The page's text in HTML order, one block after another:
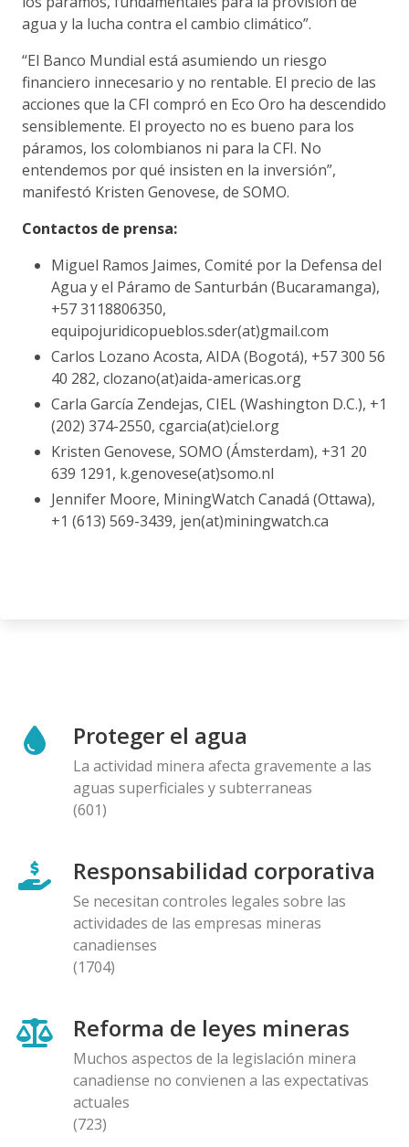
agua y la lucha contra el cambio climático”.
“El Banco Mundial está asumiendo un riesgo
financiero innecesario y no rentable. El precio de las
acciones que la CFI compró en Eco Oro ha descendido
sensiblemente. El proyecto no es bueno para los
páramos, los colombianos ni para la CFI. No
entendemos por qué insisten en la inversión”,
manifestó Kristen Genovese, de SOMO.
Contactos de prensa:
Miguel Ramos Jaimes, Comité por la Defensa del
Agua y el Páramo de Santurbán (Bucaramanga),
+57 3118806350,
equipojuridicopueblos.sder(at)gmail.com
Carlos Lozano Acosta, AIDA (Bogotá), +57 300 56
40 282, clozano(at)aida-americas.org
Carla García Zendejas, CIEL (Washington D.C.), +1
(202) 374-2550, cgarcia(at)ciel.org
Kristen Genovese, SOMO (Ámsterdam), +31 20
639 1291, k.genovese(at)somo.nl
Jennifer Moore, MiningWatch Canadá (Ottawa),
+1 (613) 569-3439, jen(at)miningwatch.ca
Proteger el agua
La actividad minera afecta gravemente a las
aguas superficiales y subterraneas
(601)
Responsabilidad corporativa
Se necesitan controles legales sobre las
actividades de las empresas mineras
canadienses
(1704)
Reforma de leyes mineras
Muchos aspectos de la legislación minera
canadiense no convienen a las expectativas
actuales
(723)